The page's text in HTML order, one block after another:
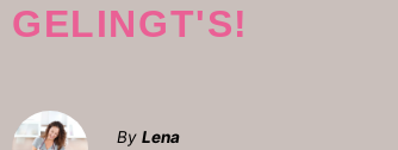
GELINGT'S!
By Lena